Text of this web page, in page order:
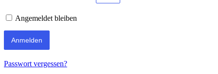
Angemeldet bleiben
Passwort vergessen?